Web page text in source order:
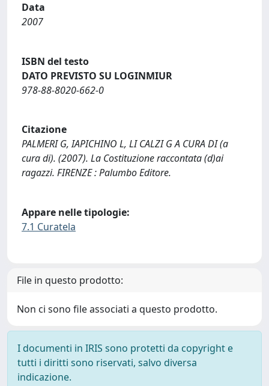
Data
2007
ISBN del testo
DATO PREVISTO SU LOGINMIUR
978-88-8020-662-0
Citazione
PALMERI G, IAPICHINO L, LI CALZI G A CURA DI (a
cura di). (2007). La Costituzione raccontata (d)ai
ragazzi. FIRENZE : Palumbo Editore.
Appare nelle tipologie:
7.1 Curatela
File in questo prodotto:
Non ci sono file associati a questo prodotto.
I documenti in IRIS sono protetti da copyright e
tutti i diritti sono riservati, salvo diversa
indicazione.